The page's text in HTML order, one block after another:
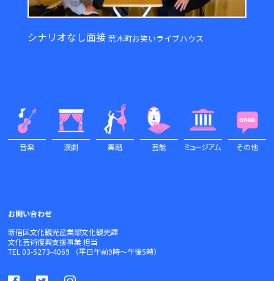
シナリオなし面接荒木町お笑いライブハウス
音楽 演劇 舞踏 芸能 ミュージアム その他
お問い合わせ
新宿区文化観光産業部文化観光課
文化芸術復興支援事業 担当
TEL 03-5273-4069 （平日午前9時～午後5時）